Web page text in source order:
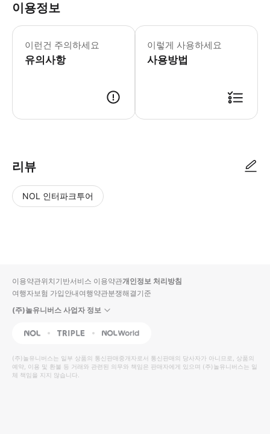
이용정보
이런건 주의하세요
유의사항
* 픽업 서비스 범위: 저희는 싼야베이/
이렇게 사용하세요
사용방법
리뷰
NOL 인터파크투어
입니
다.
높
은
순
동
영
상
순
상
이용약관위치기반서비스 이용약관개인정보 처리방침
여행자보험 가입안내여행약관분쟁해결기준
(주)놀유니버스 사업자 정보
NOL Triple Interpark Global
(주)놀유니버스는 일부 상품의 통신판매중개자로서 통신판매의 당사자가 아니므로, 상품의
예약, 이용 및 환불 등 거래와 관련된 의무와 책임은 판매자에게 있으며 (주)놀유니버스는 일
체 책임을 지지 않습니다.